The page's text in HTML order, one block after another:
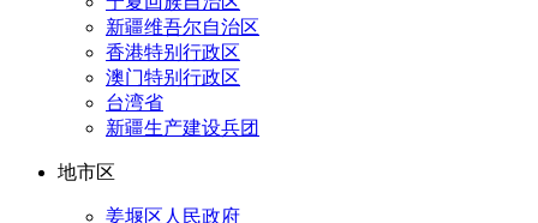
新疆维吾尔自治区
香港特别行政区
澳门特别行政区
台湾省
新疆生产建设兵团
地市区
姜堰区人民政府